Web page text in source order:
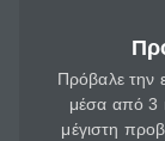
Πρόβαλε την
μέσα από 3
μέγιστη